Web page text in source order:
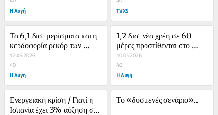
Η Αυγή TVXS
Τα 6,1 δισ. μερίσματα και η
κερδοφορία ρεκόρ των
εισηγμένων εταιρειών
12.05.2026
40
Η Αυγή
1,2 δισ. νέα χρέη σε 60
μέρες προστίθενται στο
βουνό του ιδιωτικού χρέους
10.05.2026
40
Η Αυγή
Ενεργειακή κρίση / Γιατί η
Ισπανία έχει 3% αύξηση στα
Το «δυσμενές σενάριο»...